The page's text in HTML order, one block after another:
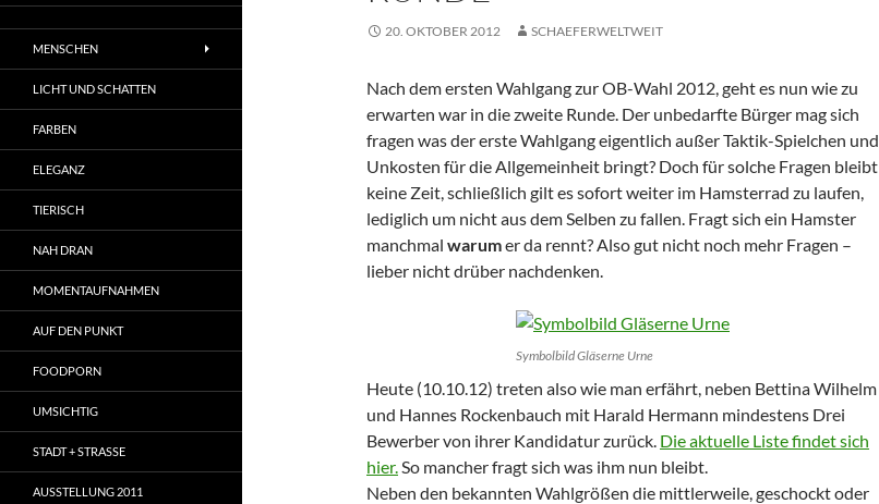
20. OKTOBER 2012 SCHAEFERWELTWEIT
Nach dem ersten Wahlgang zur OB-Wahl 2012, geht es nun wie zu
erwarten war in die zweite Runde. Der unbedarfte Bürger mag sich
fragen was der erste Wahlgang eigentlich außer Taktik-Spielchen und
Unkosten für die Allgemeinheit bringt? Doch für solche Fragen bleibt
keine Zeit, schließlich gilt es sofort weiter im Hamsterrad zu laufen,
lediglich um nicht aus dem Selben zu fallen. Fragt sich ein Hamster
manchmal warumer da rennt? Also gut nicht noch mehr Fragen –
lieber nicht drüber nachdenken.
Symbolbild Gläserne Urne
Heute (10.10.12) treten also wie man erfährt, neben Bettina Wilhelm
und Hannes Rockenbauch mit Harald Hermann mindestens Drei
Bewerber von ihrer Kandidatur zurück. Die aktuelle Liste findet sich
hier.So mancher fragt sich was ihm nun bleibt.
Neben den bekannten Wahlgrößen die mittlerweile, geschockt oder
MENSCHEN
LICHT UND SCHATTEN
FARBEN
ELEGANZ
TIERISCH
NAH DRAN
MOMENTAUFNAHMEN
AUF DEN PUNKT
FOODPORN
UMSICHTIG
STADT + STRASSE
AUSSTELLUNG 2011